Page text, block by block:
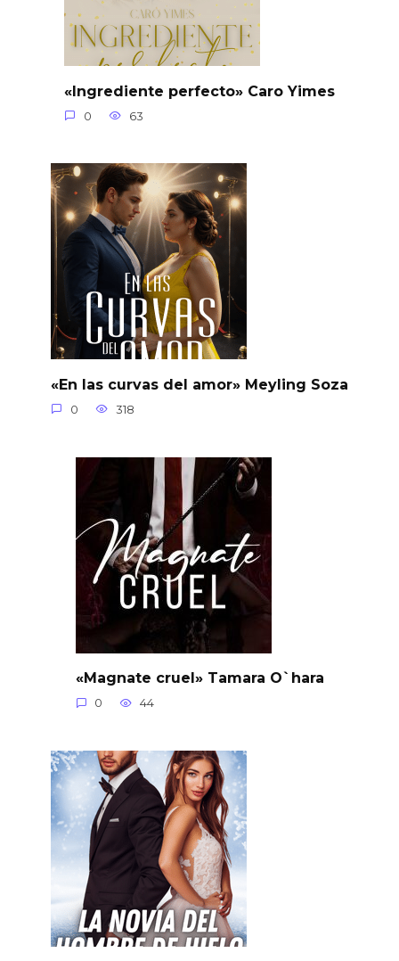
«Ingrediente perfecto» Caro Yimes
0 63
«En las curvas del amor» Meyling Soza
0 318
«Magnate cruel» Tamara O`hara
0 44